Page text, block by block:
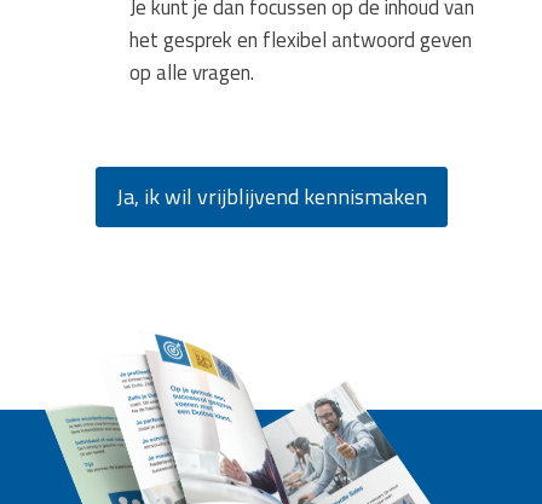
Je kunt je dan focussen op de inhoud van
het gesprek en flexibel antwoord geven
op alle vragen.
Ja, ik wil vrijblijvend kennismaken